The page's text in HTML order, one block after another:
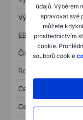
údajů. Výběrem
spravovat své
můžete
prostřednictvím
cookie.
souborů cookie
Výnos
EBITDA
Čistý příjem
Rozvaha
Celková aktiva
Celkový dluh